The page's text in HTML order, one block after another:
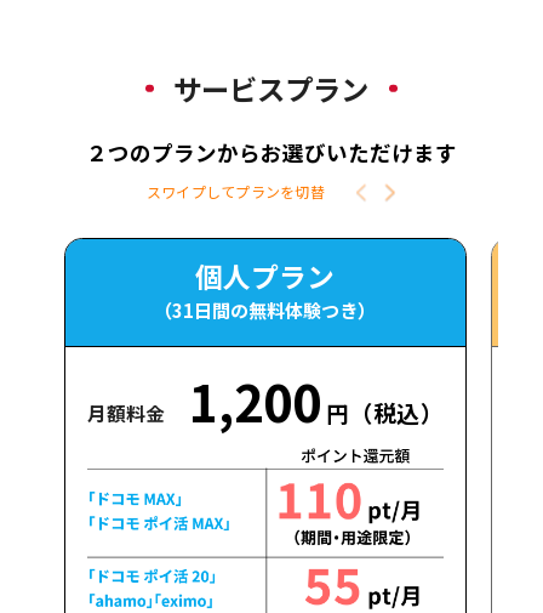
サービスプラン
２つのプランからお選びいただけます
スワイプしてプランを切替
個人プラン
（31日間の無料体験つき）
月額料金 1,200 円（税込）